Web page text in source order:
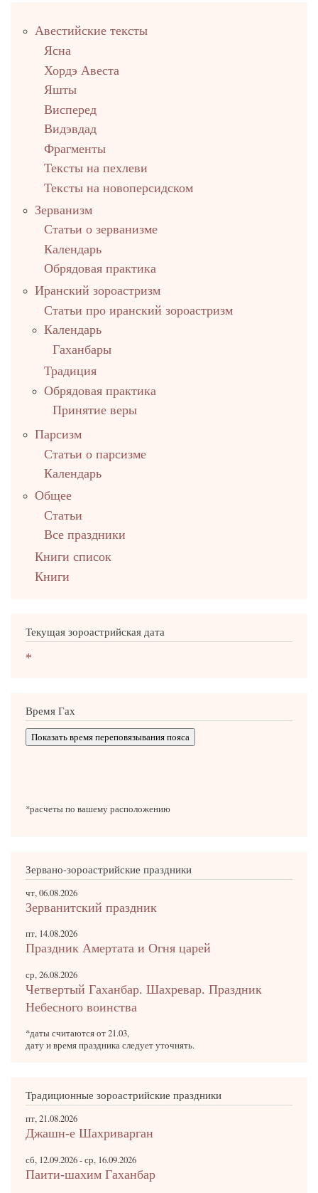
столбец
Авестийские тексты
Ясна
Хордэ Авеста
Яшты
Висперед
Видэвдад
Фрагменты
Тексты на пехлеви
Тексты на новоперсидском
Зерванизм
Статьи о зерванизме
Календарь
Обрядовая практика
Иранский зороастризм
Статьи про иранский зороастризм
Календарь
Гаханбары
Традиция
Обрядовая практика
Принятие веры
Парсизм
Статьи о парсизме
Календарь
Общее
Статьи
Все праздники
Книги список
Книги
Текущая зороастрийская дата
*
Время Гах
Показать время переповязывания пояса
*расчеты по вашему расположению
Зервано-зороастрийские праздники
чт, 06.08.2026
Зерванитский праздник
пт, 14.08.2026
Праздник Амертата и Огня царей
ср, 26.08.2026
Четвертый Гаханбар. Шахревар. Праздник
Небесного воинства
*даты считаются от 21.03,
дату и время праздника следует уточнять.
Традиционные зороастрийские праздники
пт, 21.08.2026
Джашн-е Шахриварган
сб, 12.09.2026-ср, 16.09.2026
Паити-шахим Гаханбар